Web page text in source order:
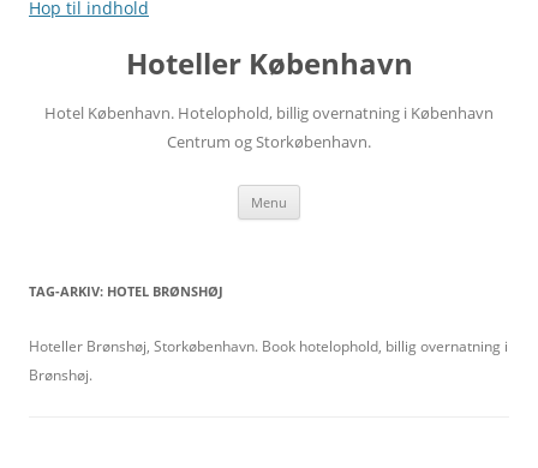
Hop til indhold
Hoteller København
Hotel København. Hotelophold, billig overnatning i København
Centrum og Storkøbenhavn.
Menu
TAG-ARKIV: HOTEL BRØNSHØJ
Hoteller Brønshøj, Storkøbenhavn. Book hotelophold, billig overnatning i
Brønshøj.